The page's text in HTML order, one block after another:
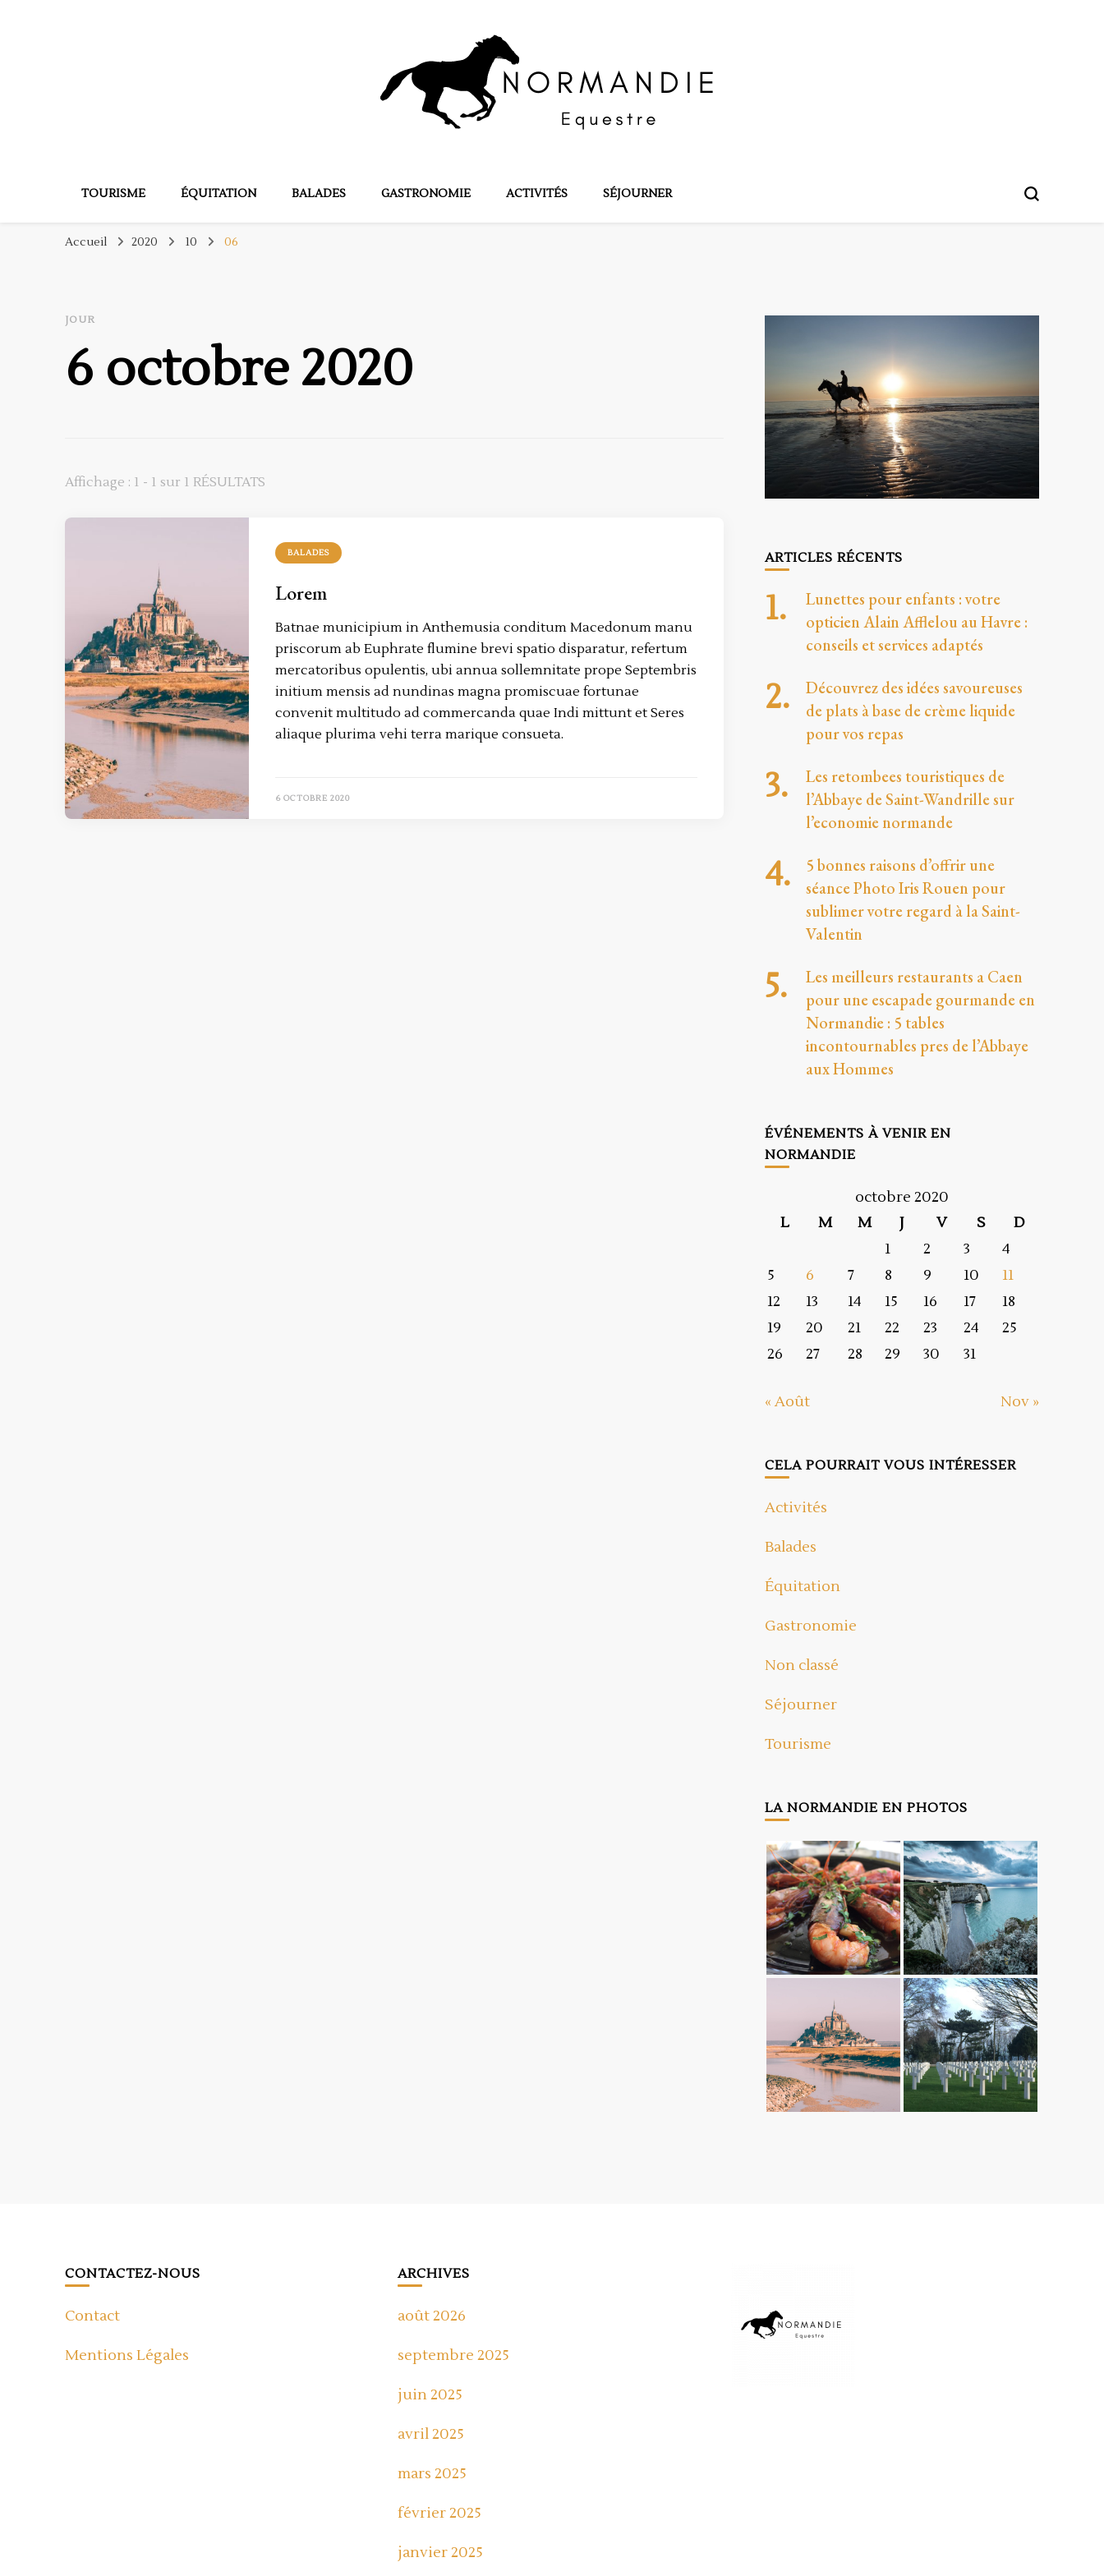
Normandie equestre
TOURISME ÉQUITATION BALADES GASTRONOMIE ACTIVITÉS SÉJOURNER
Accueil 2020 10 06
JOUR
6 octobre 2020
Affichage : 1 - 1 sur 1 RÉSULTATS
BALADES
Lorem
Batnae municipium in Anthemusia conditum Macedonum manu
priscorum ab Euphrate flumine brevi spatio disparatur, refertum
mercatoribus opulentis, ubi annua sollemnitate prope Septembris
initium mensis ad nundinas magna promiscuae fortunae
convenit multitudo ad commercanda quae Indi mittunt et Seres
aliaque plurima vehi terra marique consueta.
6 OCTOBRE 2020
ARTICLES RÉCENTS
Lunettes pour enfants : votre
opticien Alain Afflelou au Havre :
conseils et services adaptés
Découvrez des idées savoureuses
de plats à base de crème liquide
pour vos repas
Les retombees touristiques de
l’Abbaye de Saint-Wandrille sur
l’economie normande
5 bonnes raisons d’offrir une
séance Photo Iris Rouen pour
sublimer votre regard à la Saint-
Valentin
Les meilleurs restaurants a Caen
pour une escapade gourmande en
Normandie : 5 tables
incontournables pres de l’Abbaye
aux Hommes
ÉVÉNEMENTS À VENIR EN
NORMANDIE
octobre 2020
L
M M J V S
D
1
2 3
4
5
6 7 8 9 10
11
12
13 14 15 16 17
18
19
20 21 22 23 24
25
26
27 28 29 30 31
« Août Nov »
CELA POURRAIT VOUS INTÉRESSER
Activités
Balades
Équitation
Gastronomie
Non classé
Séjourner
Tourisme
LA NORMANDIE EN PHOTOS
CONTACTEZ-NOUS
Contact
Mentions Légales
ARCHIVES
août 2026
septembre 2025
juin 2025
avril 2025
mars 2025
février 2025
janvier 2025